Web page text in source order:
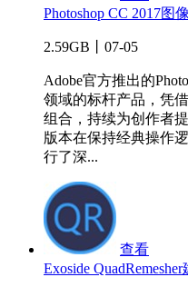
Photoshop CC 2017图
2.59GB丨07-05
Adobe官方推出的
领域的标杆产品，凭
组合，持续为创作者
版本在保持经典操作
行了深...
查看
Exoside